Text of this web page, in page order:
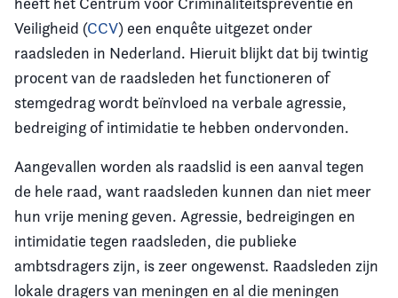
Veiligheid (CCV) een enquête uitgezet onder
raadsleden in Nederland. Hieruit blijkt dat bij twintig
procent van de raadsleden het functioneren of
stemgedrag wordt beïnvloed na verbale agressie,
bedreiging of intimidatie te hebben ondervonden.
Aangevallen worden als raadslid is een aanval tegen
de hele raad, want raadsleden kunnen dan niet meer
hun vrije mening geven. Agressie, bedreigingen en
intimidatie tegen raadsleden, die publieke
ambtsdragers zijn, is zeer ongewenst. Raadsleden zijn
lokale dragers van meningen en al die meningen